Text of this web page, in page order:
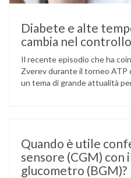
Diabete e alte
cambia nel
Il recente episodio che ha
Zverev durante il torneo ATP
un tema di grande attualità
Quando è utile
sensore (CGM) con
glucometro (BGM)?